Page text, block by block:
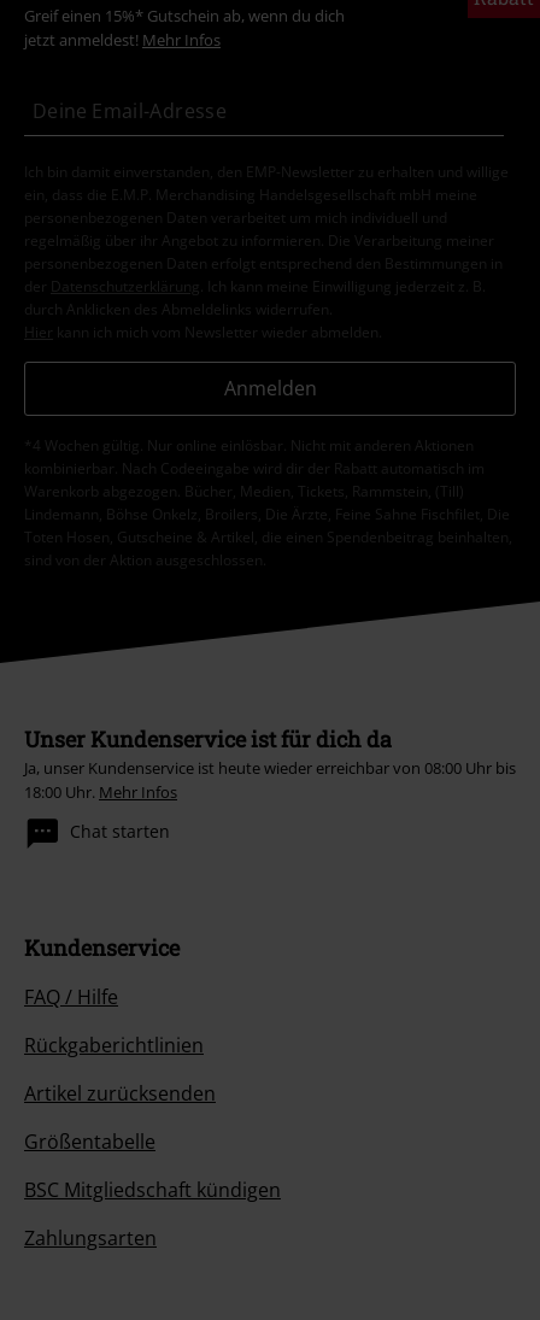
Greif einen 15%* Gutschein ab, wenn du dich
jetzt anmeldest! Mehr Infos
Ich bin damit einverstanden, den EMP-Newsletter zu erhalten und willige
ein, dass die E.M.P. Merchandising Handelsgesellschaft mbH meine
personenbezogenen Daten verarbeitet um mich individuell und
regelmäßig über ihr Angebot zu informieren. Die Verarbeitung meiner
personenbezogenen Daten erfolgt entsprechend den Bestimmungen in
der
Datenschutzerklärung
. Ich kann meine Einwilligung jederzeit z. B.
durch Anklicken des Abmeldelinks widerrufen.
Hier kann ich mich vom Newsletter wieder abmelden.
Anmelden
*4 Wochen gültig. Nur online einlösbar. Nicht mit anderen Aktionen
kombinierbar. Nach Codeeingabe wird dir der Rabatt automatisch im
Warenkorb abgezogen. Bücher, Medien, Tickets, Rammstein, (Till)
Lindemann, Böhse Onkelz, Broilers, Die Ärzte, Feine Sahne Fischfilet, Die
Toten Hosen, Gutscheine & Artikel, die einen Spendenbeitrag beinhalten,
sind von der Aktion ausgeschlossen.
Unser Kundenservice ist für dich da
Ja, unser Kundenservice ist heute wieder erreichbar von 08:00 Uhr bis
18:00 Uhr. Mehr Infos
Chat starten
Kundenservice
FAQ / Hilfe
Rückgaberichtlinien
Artikel zurücksenden
Größentabelle
BSC Mitgliedschaft kündigen
Zahlungsarten